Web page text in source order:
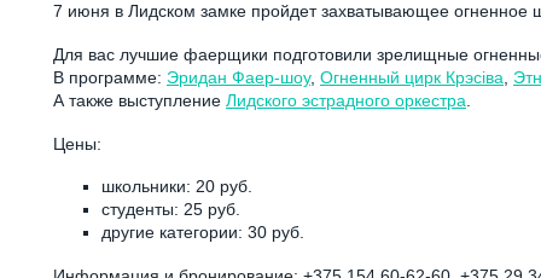
7 июня в Лидском замке пройдет захватывающее огненное
Для вас лучшие фаерщики подготовили зрелищные
В программе: Эридан Фаер-шоу, Огненный цирк Крэсіва
А также выступление Лидского эстрадного оркестра
Цены:
школьники: 20 руб.
студенты: 25 руб.
другие категории: 30 руб.